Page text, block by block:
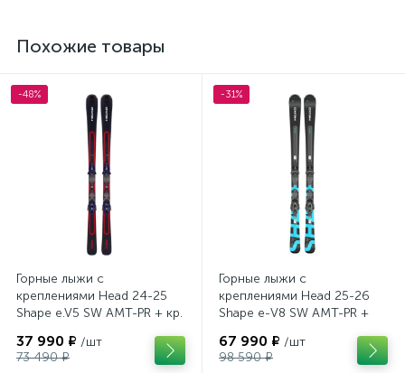
Похожие товары
-48%
Горные лыжи с
креплениями Head 24-25
Shape e.V5 SW AMT-PR + кр.
37 990 ₽ /шт
73 490 ₽
-31%
Горные лыжи с
креплениями Head 25-26
Shape e-V8 SW AMT-PR +
67 990 ₽ /шт
98 590 ₽